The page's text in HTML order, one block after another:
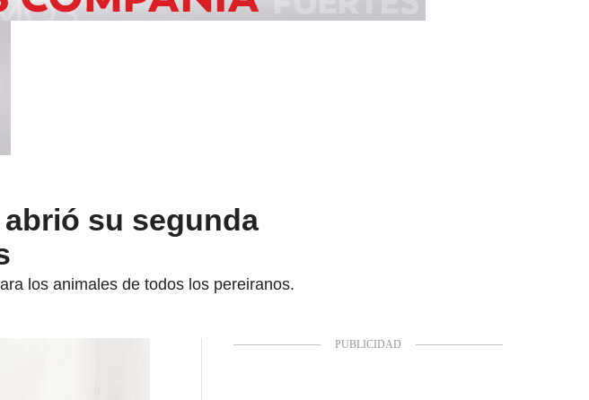
su segunda
los animales de todos los pereiranos.